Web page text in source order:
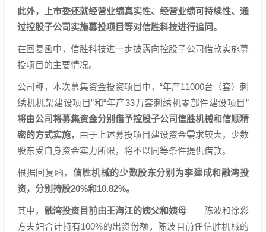
此外，上市委还就经营业绩真实性、经营业绩可持续性、通
过控股子公司实施募投项目等对信胜科技进行追问。
在回复函中，信胜科技进一步披露向控股子公司借款实施募
投项目的主要情况。
公司称，本次募集资金投资项目中，“年产11000台（套）刺
绣机机架建设项目”和“年产33万套刺绣机零部件建设项目”
将由公司将募集资金分别借予控股子公司信胜机械和信顺精
密的方式实施， 由于上述募投项目建设资金需求较大，少数
股东受自身资金实力所限，将不以同等条件提供借款。
根据回复函， 信胜机械的少数股东分别为李建成和融湾投
资，分别持股20%和10.82%。
其中， 融湾投资目前由王海江的姨父和姨母——陈波和徐彩
方夫妇合计持有100%的出资份额，陈波目前任信胜机械的